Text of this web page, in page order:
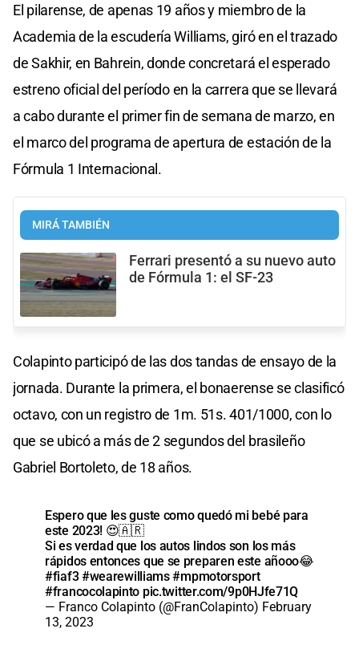
El pilarense, de apenas 19 años y miembro de la
Academia de la escudería Williams, giró en el trazado
de Sakhir, en Bahrein, donde concretará el esperado
estreno oficial del período en la carrera que se llevará
a cabo durante el primer fin de semana de marzo, en
el marco del programa de apertura de estación de la
Fórmula 1 Internacional.
MIRÁ TAMBIÉN
Ferrari presentó a su nuevo auto
de Fórmula 1: el SF-23
Colapinto participó de las dos tandas de ensayo de la
jornada. Durante la primera, el bonaerense se clasificó
octavo, con un registro de 1m. 51s. 401/1000, con lo
que se ubicó a más de 2 segundos del brasileño
Gabriel Bortoleto, de 18 años.
Espero que les guste como quedó mi bebé para
este 2023! 😍🇦🇷
Si es verdad que los autos lindos son los más
rápidos entonces que se preparen este añooo😂
#fiaf3#wearewilliams#mpmotorsport
#francocolapinto pic.twitter.com/9p0HJfe71Q
— Franco Colapinto (@FranColapinto) February
13, 2023